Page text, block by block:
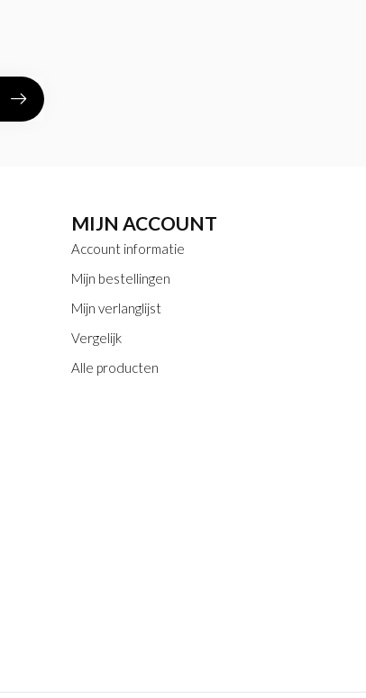
MIJN ACCOUNT
Account informatie
Mijn bestellingen
Mijn verlanglijst
Vergelijk
Alle producten